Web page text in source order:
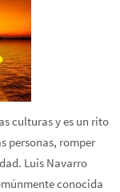
culturas y es un rito
personas, romper
Luis Navarro
conocida